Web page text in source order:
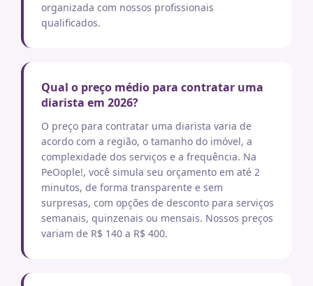
organizada com nossos profissionais
qualificados.
Qual o preço médio para contratar uma
diarista em 2026?
O preço para contratar uma diarista varia de
acordo com a região, o tamanho do imóvel, a
complexidade dos serviços e a frequência. Na
PeOople!, você simula seu orçamento em até 2
minutos, de forma transparente e sem
surpresas, com opções de desconto para serviços
semanais, quinzenais ou mensais. Nossos preços
variam de R$ 140 a R$ 400.